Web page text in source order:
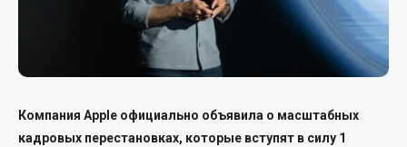
Компания Apple официально объявила о масштабных
кадровых перестановках, которые вступят в силу 1